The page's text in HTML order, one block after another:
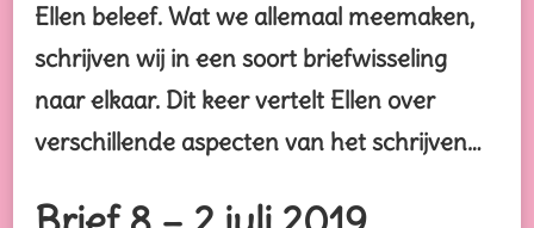
Ellen beleef. Wat we allemaal meemaken,
schrijven wij in een soort briefwisseling
naar elkaar. Dit keer vertelt Ellen over
verschillende aspecten van het schrijven…